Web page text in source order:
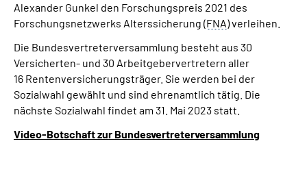
Alexander Gunkel den Forschungspreis 2021 des
Forschungsnetzwerks Alterssicherung (FNA) verleihen.
Die Bundesvertreterversammlung besteht aus 30
Versicherten- und 30 Arbeitgebervertretern aller
16 Rentenversicherungsträger. Sie werden bei der
Sozialwahl gewählt und sind ehrenamtlich tätig. Die
nächste Sozialwahl findet am 31. Mai 2023 statt.
Video-Botschaft zur Bundesvertreterversammlung